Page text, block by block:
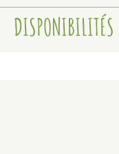
DISPONIBILITÉS